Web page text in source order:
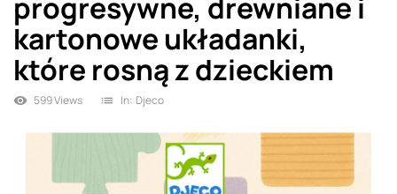
progresywne, drewniane i
kartonowe układanki,
które rosną z dzieckiem
visibility 599 Views list In: Djeco